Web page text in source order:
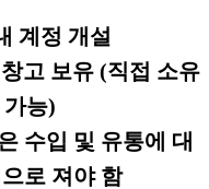
계정 개설
고 보유 (직접 소유
능)
수입 및 유통에 대
로 져야 함